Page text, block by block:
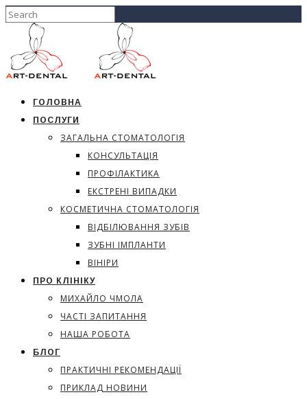
ГОЛОВНА
ПОСЛУГИ
ЗАГАЛЬНА СТОМАТОЛОГІЯ
КОНСУЛЬТАЦІЯ
ПРОФІЛАКТИКА
ЕКСТРЕНІ ВИПАДКИ
КОСМЕТИЧНА СТОМАТОЛОГІЯ
ВІДБІЛЮВАННЯ ЗУБІВ
ЗУБНІ ІМПЛАНТИ
ВІНІРИ
ПРО КЛІНІКУ
МИХАЙЛО ЧМОЛА
ЧАСТІ ЗАПИТАННЯ
НАША РОБОТА
БЛОГ
ПРАКТИЧНІ РЕКОМЕНДАЦІЇ
ПРИКЛАД НОВИНИ